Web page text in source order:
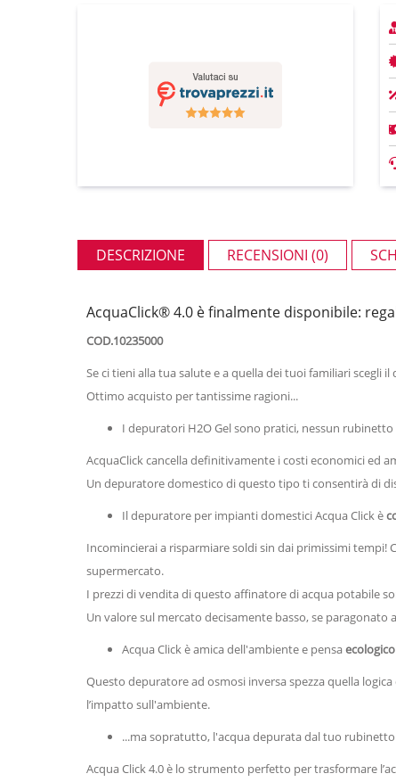
DESCRIZIONE RECENSIONI (0)
AcquaClick® 4.0 è finalmente disponibile:
COD.10235000
Se ci tieni alla tua salute e a quella dei tuoi familiari scegli
Ottimo acquisto per tantissime ragioni...
I depuratori H2O Gel sono pratici, nessun
AcquaClick cancella definitivamente i costi economici ed
Un depuratore domestico di questo tipo ti consentirà di
Il depuratore per impianti domestici Acqua Click è
Incomincierai a risparmiare soldi sin dai primissimi tempi!
supermercato.
I prezzi di vendita di questo affinatore di acqua potabile
Un valore sul mercato decisamente basso, se paragonato
Acqua Click è amica dell'ambiente e pensaecologico
Questo depuratore ad osmosi inversa spezza quella
l’impatto sull'ambiente.
...ma sopratutto, l'acqua depurata dal tuo rubinetto
Acqua Click 4.0 è lo strumento perfetto per trasformare